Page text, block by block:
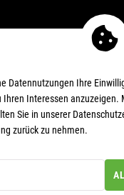
Datennutzungen Ihre
Interessen anzuzeigen.
Sie in unserer
zurück zu nehmen.